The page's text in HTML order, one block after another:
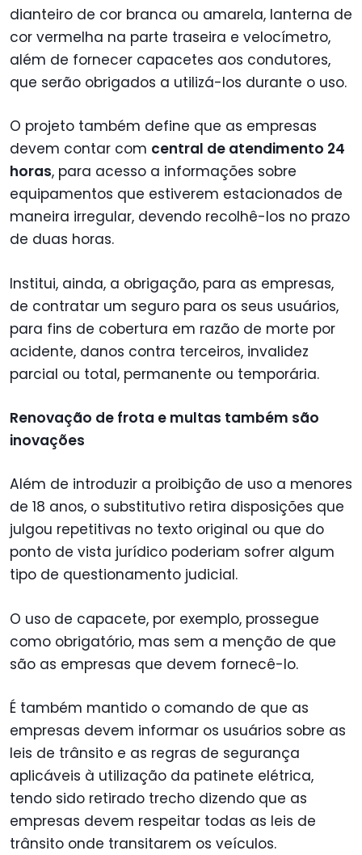
dianteiro de cor branca ou amarela, lanterna de
cor vermelha na parte traseira e velocímetro,
além de fornecer capacetes aos condutores,
que serão obrigados a utilizá-los durante o uso.
O projeto também define que as empresas
devem contar com central de atendimento 24
horas, para acesso a informações sobre
equipamentos que estiverem estacionados de
maneira irregular, devendo recolhê-los no prazo
de duas horas.
Institui, ainda, a obrigação, para as empresas,
de contratar um seguro para os seus usuários,
para fins de cobertura em razão de morte por
acidente, danos contra terceiros, invalidez
parcial ou total, permanente ou temporária.
Renovação de frota e multas também são
inovações
Além de introduzir a proibição de uso a menores
de 18 anos, o substitutivo retira disposições que
julgou repetitivas no texto original ou que do
ponto de vista jurídico poderiam sofrer algum
tipo de questionamento judicial.
O uso de capacete, por exemplo, prossegue
como obrigatório, mas sem a menção de que
são as empresas que devem fornecê-lo.
É também mantido o comando de que as
empresas devem informar os usuários sobre as
leis de trânsito e as regras de segurança
aplicáveis à utilização da patinete elétrica,
tendo sido retirado trecho dizendo que as
empresas devem respeitar todas as leis de
trânsito onde transitarem os veículos.